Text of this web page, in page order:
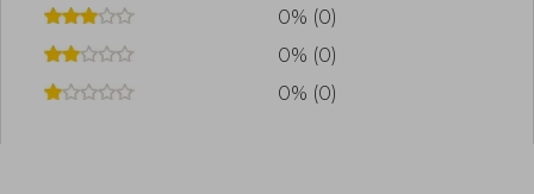
0% (0)
0% (0)
0% (0)